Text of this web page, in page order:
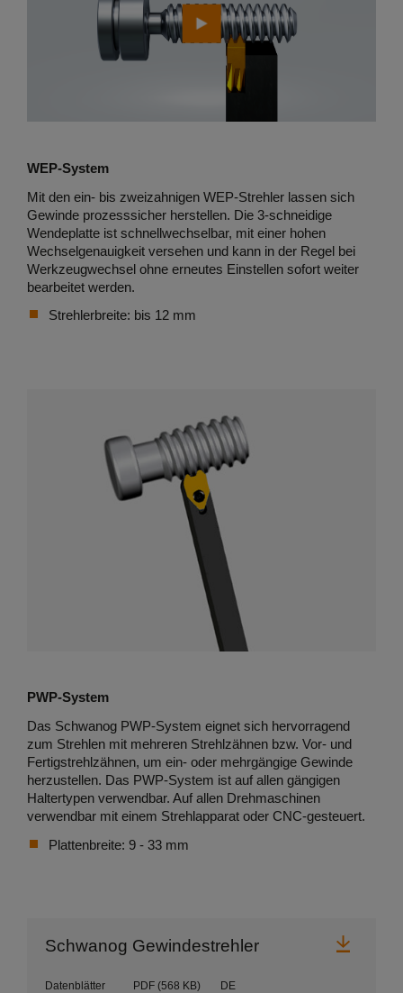
WEP-System
Mit den ein- bis zweizahnigen WEP-Strehler lassen sich
Gewinde prozesssicher herstellen. Die 3-schneidige
Wendeplatte ist schnellwechselbar, mit einer hohen
Wechselgenauigkeit versehen und kann in der Regel bei
Werkzeugwechsel ohne erneutes Einstellen sofort weiter
bearbeitet werden.
Strehlerbreite: bis 12 mm
PWP-System
Das Schwanog PWP-System eignet sich hervorragend
zum Strehlen mit mehreren Strehlzähnen bzw. Vor- und
Fertigstrehlzähnen, um ein- oder mehrgängige Gewinde
herzustellen. Das PWP-System ist auf allen gängigen
Haltertypen verwendbar. Auf allen Drehmaschinen
verwendbar mit einem Strehlapparat oder CNC-gesteuert.
Plattenbreite: 9 - 33 mm
Schwanog Gewindestrehler
Datenblätter PDF (568 KB) DE